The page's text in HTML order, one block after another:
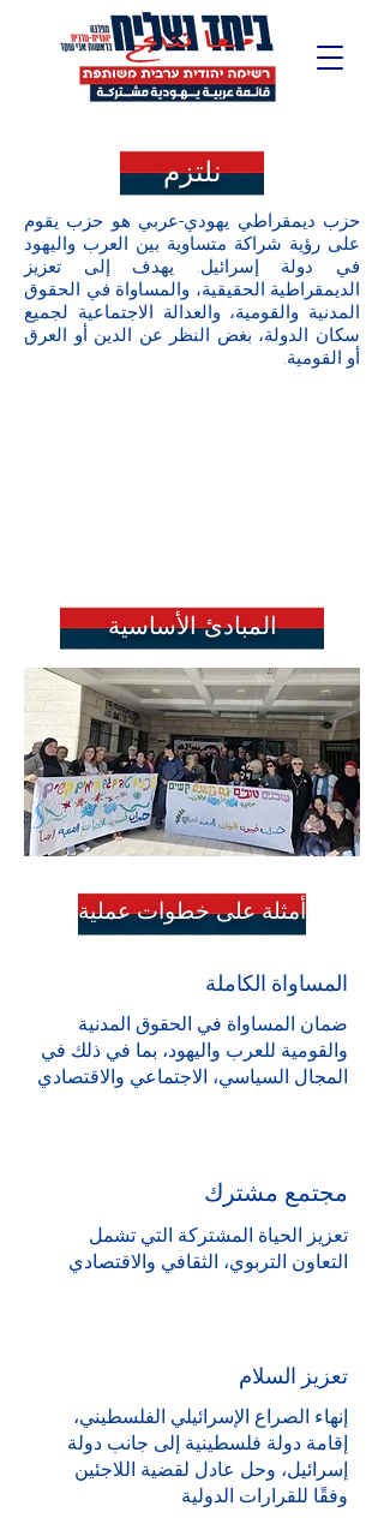
نلتزم
حزب ديمقراطي يهودي-عربي هو حزب يقوم
على رؤية شراكة متساوية بين العرب واليهود
في دولة إسرائيل. يهدف إلى تعزيز
الديمقراطية الحقيقية، والمساواة في الحقوق
المدنية والقومية، والعدالة الاجتماعية لجميع
سكان الدولة، بغض النظر عن الدين أو العرق
أو القومية.
المبادئ الأساسية
أمثلة على خطوات عملية
المساواة الكاملة
ضمان المساواة في الحقوق المدنية
والقومية للعرب واليهود، بما في ذلك في
المجال السياسي، الاجتماعي والاقتصادي
مجتمع مشترك
تعزيز الحياة المشتركة التي تشمل
التعاون التربوي، الثقافي والاقتصادي
تعزيز السلام
إنهاء الصراع الإسرائيلي الفلسطيني،
إقامة دولة فلسطينية إلى جانب دولة
إسرائيل، وحل عادل لقضية اللاجئين
وفقًا للقرارات الدولية